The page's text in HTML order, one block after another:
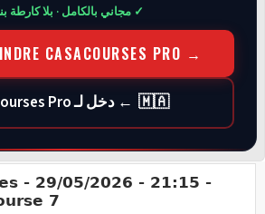
✓ مجاني بالكامل · بلا كارطة
CASACOURSES PRO →
🇲🇦 ← دخل لـ CasaCourses Pro
- 29/05/2026 - 21:15 -
7